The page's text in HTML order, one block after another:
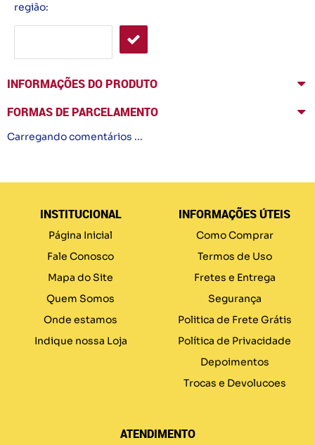
região:
INFORMAÇÕES DO PRODUTO
FORMAS DE PARCELAMENTO
Carregando comentários ...
INSTITUCIONAL
Página Inicial
Fale Conosco
Mapa do Site
Quem Somos
Onde estamos
Indique nossa Loja
INFORMAÇÕES ÚTEIS
Como Comprar
Termos de Uso
Fretes e Entrega
Segurança
Politica de Frete Grátis
Política de Privacidade
Depoimentos
Trocas e Devolucoes
ATENDIMENTO